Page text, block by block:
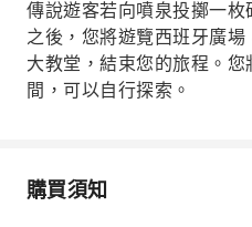
傳說遊客若向噴泉投擲一枚
之後，您將遊覽西班牙廣
大教堂，結束您的旅程。
間，可以自行探索。
購買須知